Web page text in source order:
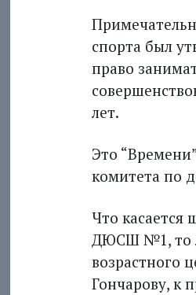
спорта был
право
лет.
Это
комитета по
Что касается
ДЮСШ №1, то
возрастного
Гончарову, к